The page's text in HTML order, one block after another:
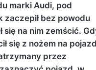
marki Audi, pod
zaczepił bez powodu
się na nim zemścić.
się z nożem na
przez